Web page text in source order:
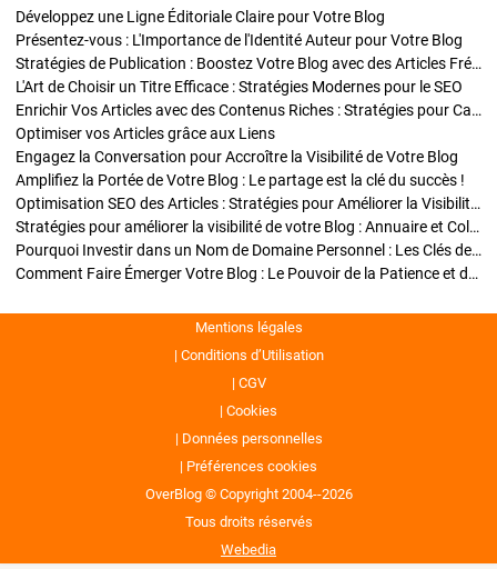
Développez une Ligne Éditoriale Claire pour Votre Blog
Présentez-vous : L'Importance de l'Identité Auteur pour Votre Blog
Stratégies de Publication : Boostez Votre Blog avec des Articles Fréquents et Exclusifs
L'Art de Choisir un Titre Efficace : Stratégies Modernes pour le SEO
Enrichir Vos Articles avec des Contenus Riches : Stratégies pour Captiver et Optimiser
Optimiser vos Articles grâce aux Liens
Engagez la Conversation pour Accroître la Visibilité de Votre Blog
Amplifiez la Portée de Votre Blog : Le partage est la clé du succès !
Optimisation SEO des Articles : Stratégies pour Améliorer la Visibilité de Votre Blog
Stratégies pour améliorer la visibilité de votre Blog : Annuaire et Collaborations
Pourquoi Investir dans un Nom de Domaine Personnel : Les Clés de la Réussite de Votre Blog
Comment Faire Émerger Votre Blog : Le Pouvoir de la Patience et de la Persévérance
Mentions légales
Conditions d’Utilisation
CGV
Cookies
Données personnelles
Préférences cookies
OverBlog © Copyright 2004--2026
Tous droits réservés
Webedia